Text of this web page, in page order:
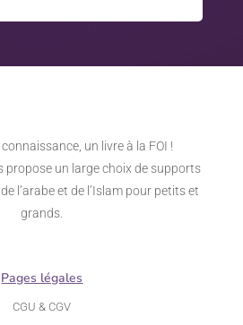
un livre à la FOI !
propose un large choix de supports
l’arabe et de l’Islam pour petits et
grands.
Pages légales
CGU & CGV